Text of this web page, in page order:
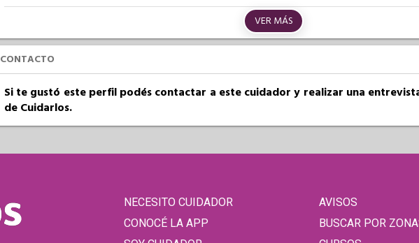
VER MÁS
CONTACTO
Si te gustó este perfil podés contactar a este cuidador y realizar una
de Cuidarlos.
NECESITO CUIDADOR
CONOCÉ LA APP
AVISOS
BUSCAR POR